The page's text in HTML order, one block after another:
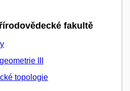
fakultě
III
topologie